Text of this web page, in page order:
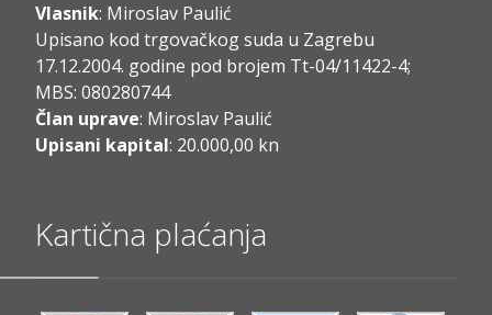
Vlasnik: Miroslav Paulić
Upisano kod trgovačkog suda u Zagrebu
17.12.2004. godine pod brojem Tt-04/11422-4;
MBS: 080280744
Član uprave: Miroslav Paulić
Upisani kapital: 20.000,00 kn
Kartična plaćanja